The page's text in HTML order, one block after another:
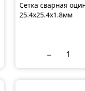
Сетка сварная
25.4x25.4x1.8мм
−